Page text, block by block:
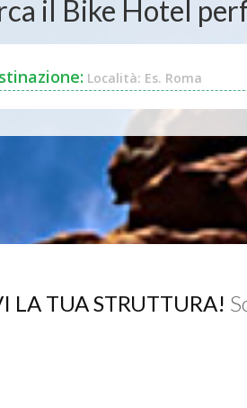
il Bike Hotel
Località: Es. Roma
LA TUA STRUTTURA!